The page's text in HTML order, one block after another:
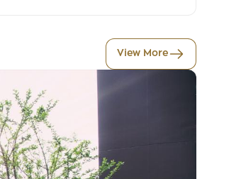
View More